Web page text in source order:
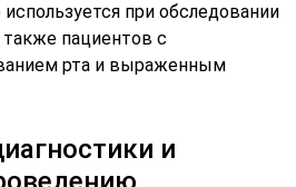
при обследовании
пациентов с
рта и выраженным
и